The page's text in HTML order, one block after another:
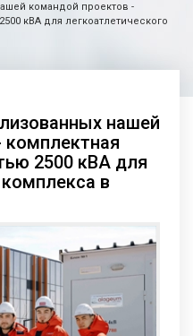
командой проектов -
кВА для легкоатлетического
нашей
комплектная
2500 кВА для
в